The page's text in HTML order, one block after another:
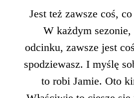
Jest też zawsze coś,
W każdym
odcinku, zawsze jest
spodziewasz. I myślę
to robi Jamie. Oto